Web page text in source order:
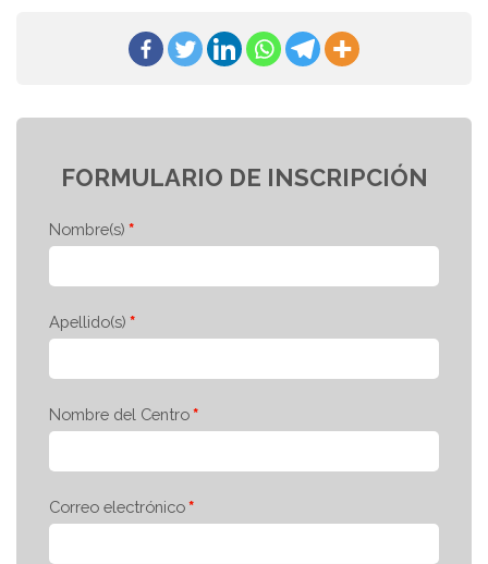
FORMULARIO DE INSCRIPCIÓN
Nombre(s)
Apellido(s)
Nombre del Centro
Correo electrónico